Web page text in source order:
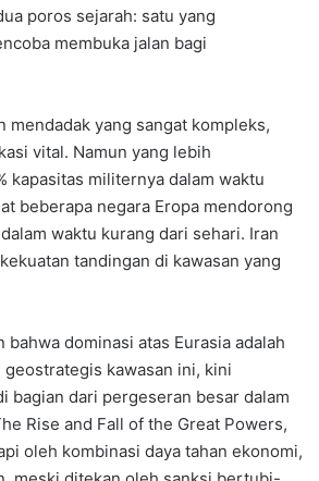
poros sejarah: satu yang
membuka jalan bagi
yang sangat kompleks,
vital. Namun yang lebih
kapasitas militernya dalam waktu
beberapa negara Eropa mendorong
waktu kurang dari sehari. Iran
tandingan di kawasan yang
dominasi atas Eurasia adalah
kawasan ini, kini
bagian dari pergeseran besar dalam
Rise and Fall of the Great Powers,
oleh kombinasi daya tahan ekonomi,